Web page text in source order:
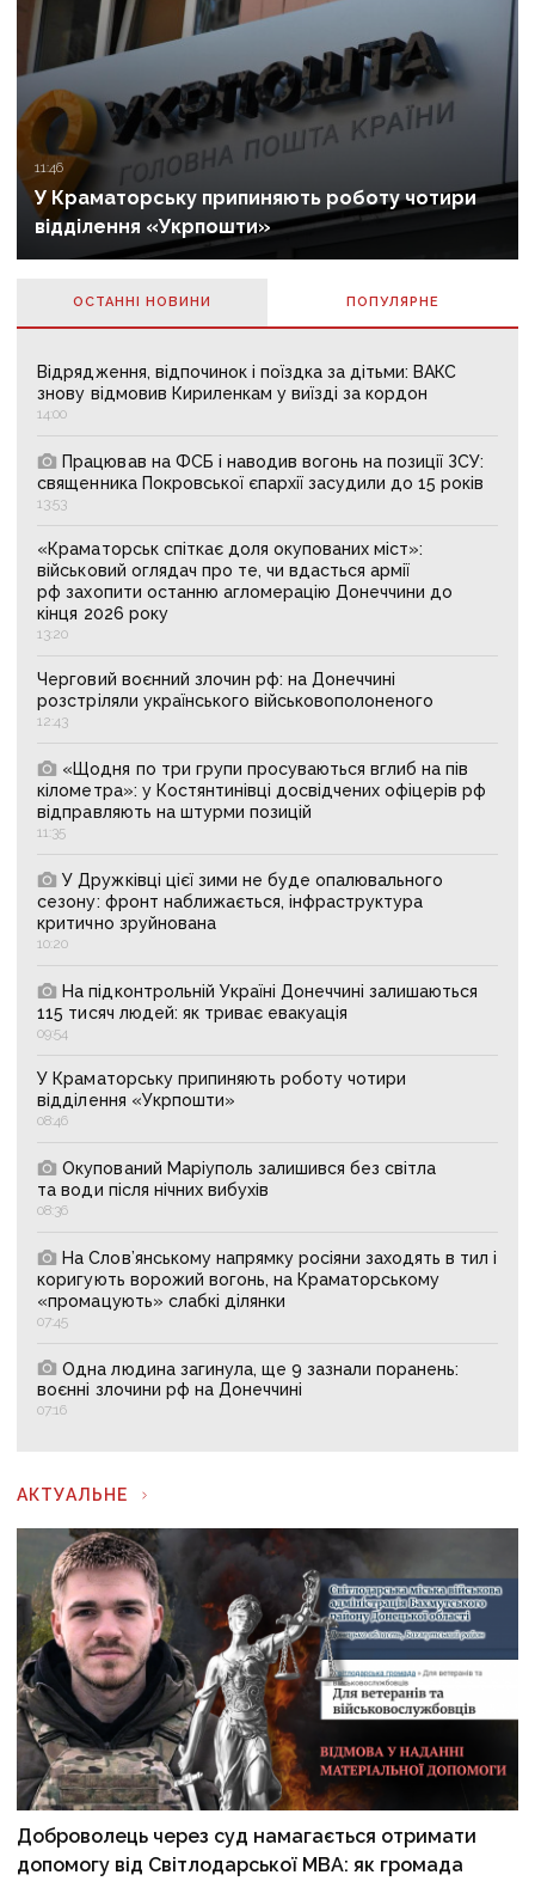
11:46
У Краматорську припиняють роботу чотири
відділення «Укрпошти»
ОСТАННІ НОВИНИ ПОПУЛЯРНE
Відрядження, відпочинок і поїздка за дітьми: ВАКС
знову відмовив Кириленкам у виїзді за кордон
14:00
Працював на ФСБ і наводив вогонь на позиції ЗСУ:
священника Покровської єпархії засудили до 15 років
13:53
«Краматорськ спіткає доля окупованих міст»:
військовий оглядач про те, чи вдасться армії
рф захопити останню агломерацію Донеччини до
кінця 2026 року
13:20
Черговий воєнний злочин рф: на Донеччині
розстріляли українського військовополоненого
12:43
«Щодня по три групи просуваються вглиб на пів
кілометра»: у Костянтинівці досвідчених офіцерів рф
відправляють на штурми позицій
11:35
У Дружківці цієї зими не буде опалювального
сезону: фронт наближається, інфраструктура
критично зруйнована
10:20
На підконтрольній Україні Донеччині залишаються
115 тисяч людей: як триває евакуація
09:54
У Краматорську припиняють роботу чотири
відділення «Укрпошти»
08:46
Окупований Маріуполь залишився без світла
та води після нічних вибухів
08:36
На Слов’янському напрямку росіяни заходять в тил і
коригують ворожий вогонь, на Краматорському
«промацують» слабкі ділянки
07:45
Одна людина загинула, ще 9 зазнали поранень:
воєнні злочини рф на Донеччині
07:16
АКТУАЛЬНЕ
Доброволець через суд намагається отримати
допомогу від Світлодарської МВА: як громада